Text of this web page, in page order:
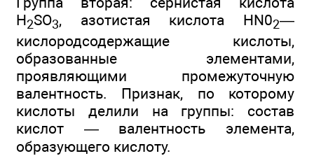
H2SO3, азотистая кислота HN02—
кислородсодержащие кислоты,
образованные элементами,
проявляющими промежуточную
валентность. Признак, по которому
кислоты делили на группы: состав
кислот — валентность элемента,
образующего кислоту.